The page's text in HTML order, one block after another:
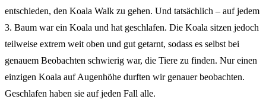
entschieden, den Koala Walk zu gehen. Und tatsächlich – auf jedem
3. Baum war ein Koala und hat geschlafen. Die Koala sitzen jedoch
teilweise extrem weit oben und gut getarnt, sodass es selbst bei
genauem Beobachten schwierig war, die Tiere zu finden. Nur einen
einzigen Koala auf Augenhöhe durften wir genauer beobachten.
Geschlafen haben sie auf jeden Fall alle.